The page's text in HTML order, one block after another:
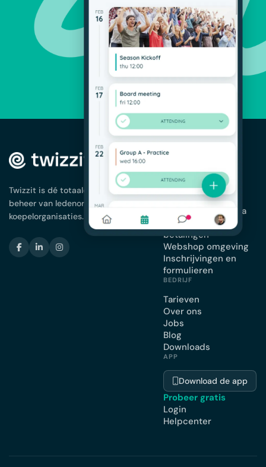
Twizzit is dé totaaloplossing voor het
beheer van ledenorganisaties en
koepelorganisaties.
OPLOSSINGEN
Ledenbeheer
App voor je
vereniging
Planning en agenda
Facturatie en
betalingen
Webshop omgeving
Inschrijvingen en
formulieren
BEDRIJF
Tarieven
Over ons
Jobs
Blog
Downloads
APP
Download de app
Probeer gratis
Login
Helpcenter